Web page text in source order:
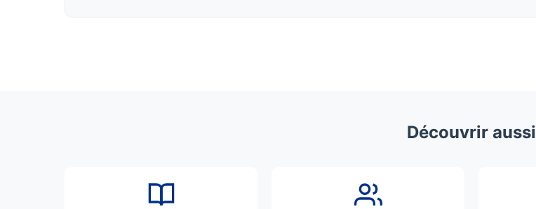
Découvrir aussi